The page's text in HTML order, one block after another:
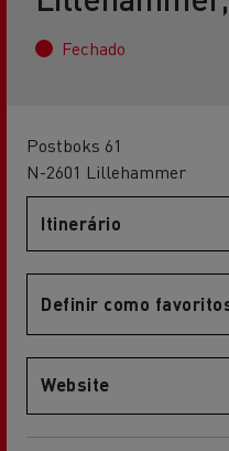
Fechado
Postboks 61
N-2601 Lillehammer
Itinerário
Definir como
Website